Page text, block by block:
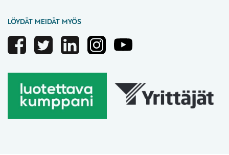
LÖYDÄT MEIDÄT MYÖS
FacebookTwitterLinkedinInstagramYoutube